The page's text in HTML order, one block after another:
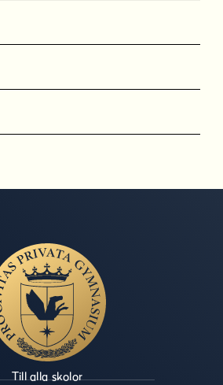
Till alla skolor